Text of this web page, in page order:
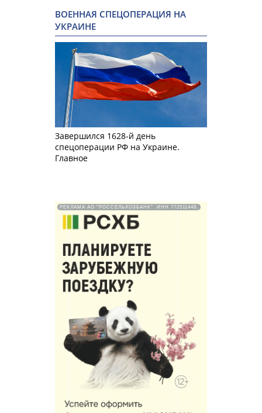
ВОЕННАЯ СПЕЦОПЕРАЦИЯ НА
УКРАИНЕ
Завершился 1628-й день
спецоперации РФ на Украине.
Главное
РЕКЛАМА АО "РОССЕЛЬХОЗБАНК". ИНН 772511448.